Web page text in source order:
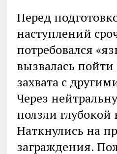
Перед
наступлений
потребовался
вызвалась пойти
захвата с
Через
ползли
Наткнулись на
заграждения.